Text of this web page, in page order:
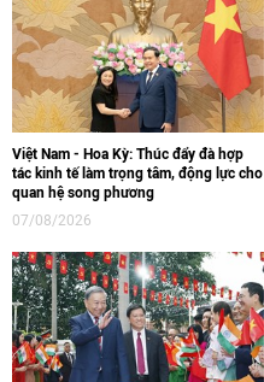
Việt Nam - Hoa Kỳ: Thúc đẩy đà hợp
tác kinh tế làm trọng tâm, động lực cho
quan hệ song phương
07/08/2026